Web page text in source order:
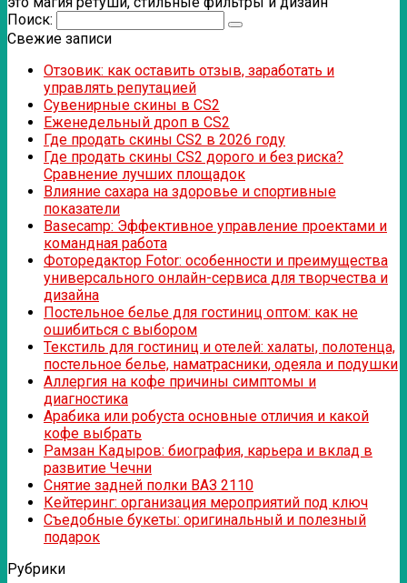
Поиск:
Свежие записи
Отзовик: как оставить отзыв, заработать и
управлять репутацией
Сувенирные скины в CS2
Еженедельный дроп в CS2
Где продать скины CS2 в 2026 году
Где продать скины CS2 дорого и без риска?
Сравнение лучших площадок
Влияние сахара на здоровье и спортивные
показатели
Basecamp: Эффективное управление проектами и
командная работа
Фоторедактор Fotor: особенности и преимущества
универсального онлайн-сервиса для творчества и
дизайна
Постельное белье для гостиниц оптом: как не
ошибиться с выбором
Текстиль для гостиниц и отелей: халаты, полотенца,
постельное белье, наматрасники, одеяла и подушки
Аллергия на кофе причины симптомы и
диагностика
Арабика или робуста основные отличия и какой
кофе выбрать
Рамзан Кадыров: биография, карьера и вклад в
развитие Чечни
Снятие задней полки ВАЗ 2110
Кейтеринг: организация мероприятий под ключ
Съедобные букеты: оригинальный и полезный
подарок
Рубрики